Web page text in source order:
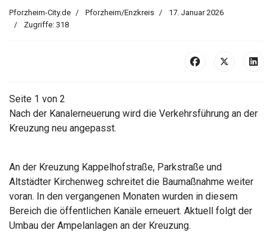
Pforzheim-City.de Pforzheim/Enzkreis
17. Januar 2026
Zugriffe: 318
Seite 1 von 2
Nach der Kanalerneuerung wird die Verkehrsführung an der
Kreuzung neu angepasst.
An der Kreuzung Kappelhofstraße, Parkstraße und
Altstädter Kirchenweg schreitet die Baumaßnahme weiter
voran. In den vergangenen Monaten wurden in diesem
Bereich die öffentlichen Kanäle erneuert. Aktuell folgt der
Umbau der Ampelanlagen an der Kreuzung.